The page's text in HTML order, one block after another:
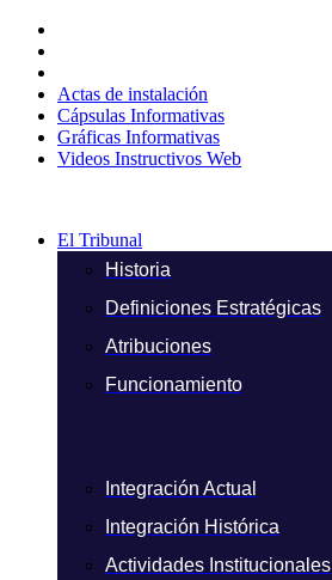
contenido
Actas de instalación
Cápsulas Informativas
Gráficas Informativas
Videos Instructivos Web
El Tribunal
Historia
Definiciones Estratégicas
Atribuciones
Funcionamiento
Integración Actual
Integración Histórica
Actividades Institucionales